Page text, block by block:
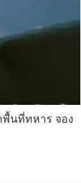
พื้นที่ทหาร จอง